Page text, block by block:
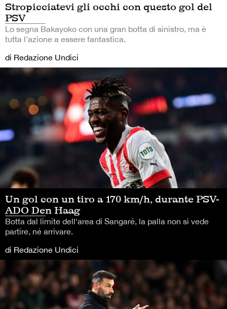
Stropicciatevi gli occhi con questo gol del
PSV
Lo segna Bakayoko con una gran botta di sinistro, ma è
tutta l'azione a essere fantastica.
di Redazione Undici
Un gol con un tiro a 170 km/h, durante PSV-
ADO Den Haag
Botta dal limite dell'area di Sangaré, la palla non si vede
partire, né arrivare.
di Redazione Undici